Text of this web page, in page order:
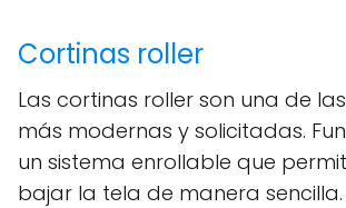
Cortinas roller
Las cortinas roller son una de
más modernas y solicitadas.
un sistema enrollable que
bajar la tela de manera sencilla.